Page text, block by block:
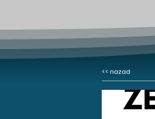
<< nazad